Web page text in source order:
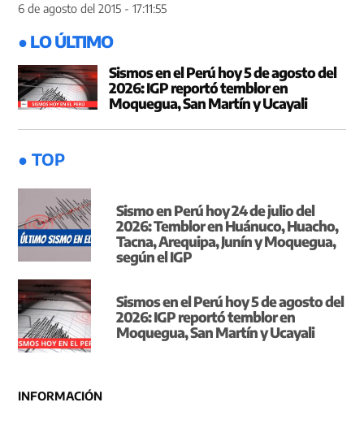
6 de agosto del 2015 - 17:11:55
● LO ÚLTIMO
Sismos en el Perú hoy 5 de agosto del
2026: IGP reportó temblor en
Moquegua, San Martín y Ucayali
● TOP
Sismo en Perú hoy 24 de julio del
2026: Temblor en Huánuco, Huacho,
Tacna, Arequipa, Junín y Moquegua,
según el IGP
Sismos en el Perú hoy 5 de agosto del
2026: IGP reportó temblor en
Moquegua, San Martín y Ucayali
INFORMACIÓN